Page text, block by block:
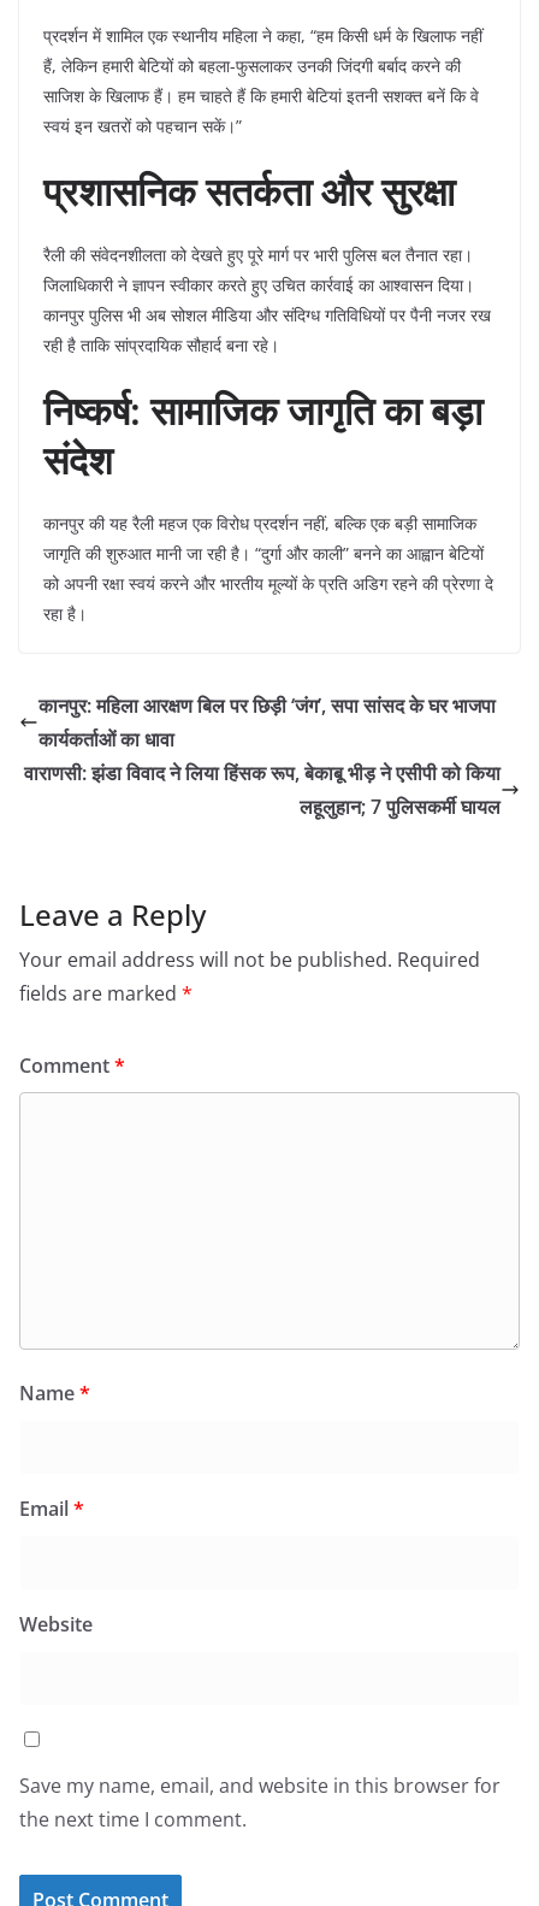
​प्रदर्शन में शामिल एक स्थानीय महिला ने कहा, “हम किसी धर्म के खिलाफ नहीं
हैं, लेकिन हमारी बेटियों को बहला-फुसलाकर उनकी जिंदगी बर्बाद करने की
साजिश के खिलाफ हैं। हम चाहते हैं कि हमारी बेटियां इतनी सशक्त बनें कि वे
स्वयं इन खतरों को पहचान सकें।”
प्रशासनिक सतर्कता और सुरक्षा
​रैली की संवेदनशीलता को देखते हुए पूरे मार्ग पर भारी पुलिस बल तैनात रहा।
जिलाधिकारी ने ज्ञापन स्वीकार करते हुए उचित कार्रवाई का आश्वासन दिया।
कानपुर पुलिस भी अब सोशल मीडिया और संदिग्ध गतिविधियों पर पैनी नजर रख
रही है ताकि सांप्रदायिक सौहार्द बना रहे।
निष्कर्ष: सामाजिक जागृति का बड़ा
संदेश
​कानपुर की यह रैली महज एक विरोध प्रदर्शन नहीं, बल्कि एक बड़ी सामाजिक
जागृति की शुरुआत मानी जा रही है। “दुर्गा और काली” बनने का आह्वान बेटियों
को अपनी रक्षा स्वयं करने और भारतीय मूल्यों के प्रति अडिग रहने की प्रेरणा दे
रहा है।
कानपुर: महिला आरक्षण बिल पर छिड़ी ‘जंग’, सपा सांसद के घर भाजपा
कार्यकर्ताओं का धावा
वाराणसी: झंडा विवाद ने लिया हिंसक रूप, बेकाबू भीड़ ने एसीपी को किया
लहूलुहान; 7 पुलिसकर्मी घायल
Leave a Reply
Your email address will not be published. Required
fields are marked *
Comment*
Name*
Email*
Website
Save my name, email, and website in this browser for
the next time I comment.